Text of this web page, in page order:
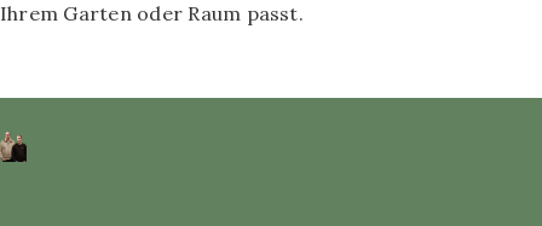
Ihrem Garten oder Raum passt.